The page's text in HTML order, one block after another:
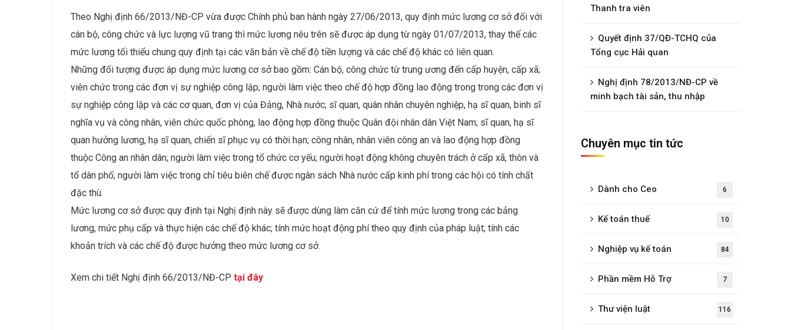
Theo Nghị định 66/2013/NĐ-CP vừa được Chính phủ ban hành ngày 27/06/2013, quy định mức lương cơ sở đối với
cán bộ, công chức và lực lượng vũ trang thì mức lương nêu trên sẽ được áp dụng từ ngày 01/07/2013, thay thế các
mức lương tối thiểu chung quy định tại các văn bản về chế độ tiền lượng và các chế độ khác có liên quan.
Những đối tượng được áp dụng mức lương cơ sở bao gồm: Cán bộ, công chức từ trung ương đến cấp huyện, cấp xã;
viên chức trong các đơn vị sự nghiệp công lập; người làm việc theo chế độ hợp đồng lao động trong trong các đơn vị
sự nghiệp công lập và các cơ quan, đơn vị của Đảng, Nhà nước; sĩ quan, quân nhân chuyên nghiệp, hạ sĩ quan, binh sĩ
nghĩa vụ và công nhân, viên chức quốc phòng, lao động hợp đồng thuộc Quân đội nhân dân Việt Nam; sĩ quan, hạ sĩ
quan hưởng lương, hạ sĩ quan, chiến sĩ phục vụ có thời hạn; công nhân, nhân viên công an và lao động hợp đồng
thuộc Công an nhân dân; người làm việc trong tổ chức cơ yếu; người hoạt động không chuyên trách ở cấp xã, thôn và
tổ dân phố; người làm việc trong chỉ tiêu biên chế được ngân sách Nhà nước cấp kinh phí trong các hội có tính chất
đặc thù.
Mức lương cơ sở được quy định tại Nghị định này sẽ được dùng làm căn cứ để tính mức lương trong các bảng
lương, mức phụ cấp và thực hiện các chế độ khác; tính mức hoạt động phí theo quy định của pháp luật; tính các
khoản trích và các chế độ được hưởng theo mức lương cơ sở.
Xem chi tiết Nghị định 66/2013/NĐ-CP tại đây
Thanh tra viên
Quyết định 37/QĐ-TCHQ của
Tổng cục Hải quan
Nghị định 78/2013/NĐ-CP về
minh bạch tài sản, thu nhập
Chuyên mục tin tức
Dành cho Ceo 6
Kế toán thuế 10
Nghiệp vụ kế toán 84
Phần mềm Hỗ Trợ 7
Thư viện luật 116